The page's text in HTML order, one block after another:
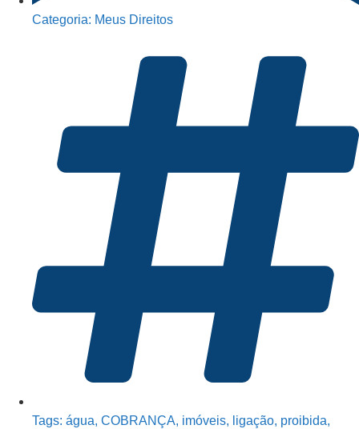
Categoria: Meus Direitos
Tags: água, COBRANÇA, imóveis, ligação, proibida,